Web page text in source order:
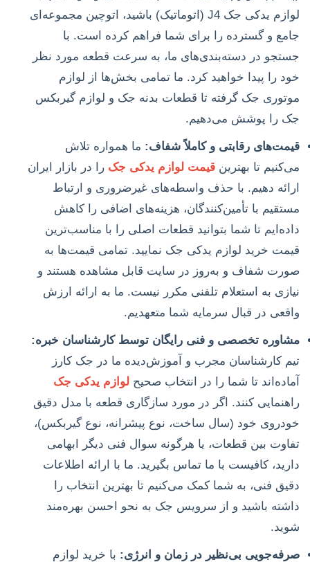
لوازم یدکی جک J4 (اتوماتیک) باشید، اتوچین مجموعه‌ای
جامع و گسترده را برای شما فراهم کرده است. با
جستجو در دسته‌بندی‌های ما، به سرعت قطعه مورد نظر
خود را پیدا خواهید کرد. ما تمامی بخش‌ها از لوازم
موتوری جک گرفته تا قطعات بدنه جک و لوازم گیربکس
جک را پوشش می‌دهیم.
قیمت‌های رقابتی و کاملاً شفاف: ما همواره تلاش
می‌کنیم تا بهترین قیمت لوازم یدکی جک را در بازار ایران
ارائه دهیم. با حذف واسطه‌های غیرضروری و ارتباط
مستقیم با تأمین‌کنندگان، هزینه‌های اضافی را کاهش
داده‌ایم تا شما بتوانید قطعات اصلی را با مناسب‌ترین
قیمت خرید لوازم یدکی جک نمایید. تمامی قیمت‌ها به
صورت شفاف و به‌روز در سایت قابل مشاهده هستند و
نیازی به استعلام تلفنی مکرر نیست. ما به ارائه ارزش
واقعی در قبال سرمایه شما متعهدیم.
مشاوره تخصصی و فنی رایگان توسط کارشناسان خبره:
تیم کارشناسان مجرب و آموزش‌دیده ما در جک کارز
آماده‌اند تا شما را در انتخاب صحیح لوازم یدکی جک
راهنمایی کنند. اگر در مورد سازگاری قطعه با مدل دقیق
خودروی خود (سال ساخت، نوع پیشرانه، نوع گیربکس)،
تفاوت بین قطعات، یا هرگونه سوال فنی دیگر ابهامی
دارید، کافیست با ما تماس بگیرید. ما با ارائه اطلاعات
دقیق فنی، به شما کمک می‌کنیم تا بهترین انتخاب را
داشته باشید و از سرویس جک به نحو احسن بهره‌مند
شوید.
صرفه‌جویی بی‌نظیر در زمان و انرژی: با خرید لوازم